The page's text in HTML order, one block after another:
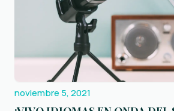
noviembre 5, 2021